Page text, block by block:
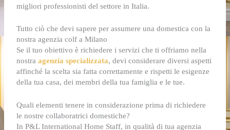
migliori professionisti del settore in Italia.
Tutto ciò che devi sapere per assumere una domestica con la
nostra agenzia colf a Milano
Se il tuo obiettivo è richiedere i servizi che ti offriamo nella
nostraagenzia specializzata, devi considerare diversi aspetti
affinché la scelta sia fatta correttamente e rispetti le esigenze
della tua casa, dei membri della tua famiglia e le tue.
Quali elementi tenere in considerazione prima di richiedere
le nostre collaboratrici domestiche?
In P&L International Home Staff, in qualità di tua agenzia